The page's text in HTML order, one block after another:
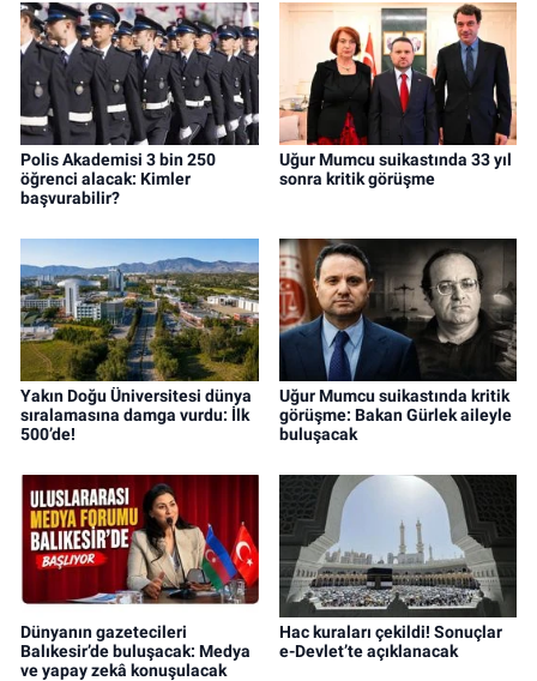
Polis Akademisi 3 bin 250
öğrenci alacak: Kimler
başvurabilir?
Uğur Mumcu suikastında 33 yıl
sonra kritik görüşme
Yakın Doğu Üniversitesi dünya
sıralamasına damga vurdu: İlk
500’de!
Uğur Mumcu suikastında kritik
görüşme: Bakan Gürlek aileyle
buluşacak
Dünyanın gazetecileri
Balıkesir’de buluşacak: Medya
ve yapay zekâ konuşulacak
Hac kuraları çekildi! Sonuçlar
e-Devlet’te açıklanacak